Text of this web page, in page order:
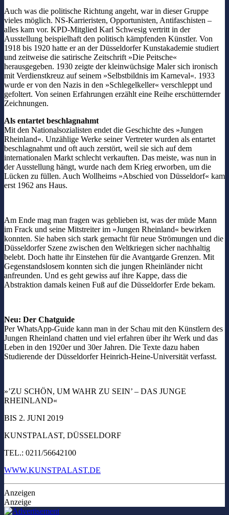
Auch was die politische Richtung angeht, war in dieser Gruppe
vieles möglich. NS-Karrieristen, Opportunisten, Antifaschisten –
alles kam vor. KPD-Mitglied Karl Schwesig vertritt in der
Ausstellung beispielhaft den politisch kämpfenden Künstler. Von
1918 bis 1920 hatte er an der Düsseldorfer Kunstakademie studiert
und zeitweise die satirische Zeitschrift »Die Peitsche«
herausgegeben. 1930 zeigte der kleinwüchsige Maler sich ironisch
mit Verdienstkreuz auf seinem »Selbstbildnis im Karneval«. 1933
wurde er von den Nazis in den »Schlegelkeller« verschleppt und
gefoltert. Von seinen Erfahrungen erzählt eine Reihe erschütternder
Zeichnungen.
Als entartet beschlagnahmt
Mit den Nationalsozialisten endet die Geschichte des »Jungen
Rheinland«. Unzählige Werke seiner Vertreter wurden als entartet
beschlagnahmt und oft auch zerstört, weil sie sich auf dem
internationalen Markt schlecht verkauften. Das meiste, was nun in
der Ausstellung hängt, wurde nach dem Krieg erworben, um die
Lücken zu füllen. Auch Wollheims »Abschied von Düsseldorf« kam
erst 1962 ans Haus.
Am Ende mag man fragen was geblieben ist, was der müde Mann
im Frack und seine Mitstreiter im »Jungen Rheinland« bewirken
konnten. Sie haben sich stark gemacht für neue Strömungen und die
Düsseldorfer Szene zwischen den Weltkriegen sicher nachhaltig
belebt. Doch hatte ihr Einstehen für die Avantgarde Grenzen. Mit
Gegenstandslosem konnten sich die jungen Rheinländer nicht
anfreunden. Und es geht gewiss auf ihre Kappe, dass die
Abstraktion damals keinen Fuß auf die Düsseldorfer Erde bekam.
Neu: Der Chatguide
Per WhatsApp-Guide kann man in der Schau mit den Künstlern des
Jungen Rheinland chatten und viel erfahren über ihr Werk und das
Leben in den 1920er und 30er Jahren. Die Texte dazu haben
Studierende der Düsseldorfer Heinrich-Heine-Universität verfasst.
»’ZU SCHÖN, UM WAHR ZU SEIN’ – DAS JUNGE
RHEINLAND«
BIS 2. JUNI 2019
KUNSTPALAST, DÜSSELDORF
TEL.: 0211/56642100
WWW.KUNSTPALAST.DE
Anzeigen
Anzeige